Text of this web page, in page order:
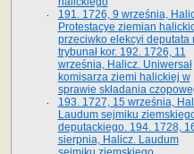
191. 1726, 9 września,
Protestacye ziemian
przeciwko elekcyi deputata
trybunał kor. 192. 1726, 11
września, Halicz. Uniwersał
komisarza ziemi halickiej w
sprawie składania
193. 1727, 15 września,
Laudum sejmiku
deputackiego. 194. 1728,
sierpnia, Halicz. Laudum